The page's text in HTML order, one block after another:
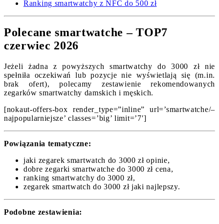
Ranking smartwatchy z NFC do 500 zł
Polecane smartwatche – TOP7
czerwiec 2026
Jeżeli żadna z powyższych smartwatchy do 3000 zł nie
spełniła oczekiwań lub pozycje nie wyświetlają się (m.in.
brak ofert), polecamy zestawienie rekomendowanych
zegarków smartwatchy damskich i męskich.
[nokaut-offers-box render_type=”inline” url=’smartwatche/–
najpopularniejsze’ classes=’big’ limit=’7′]
Powiązania tematyczne:
jaki zegarek smartwatch do 3000 zł opinie,
dobre zegarki smartwatche do 3000 zł cena,
ranking smartwatchy do 3000 zł,
zegarek smartwatch do 3000 zł jaki najlepszy.
Podobne zestawienia: